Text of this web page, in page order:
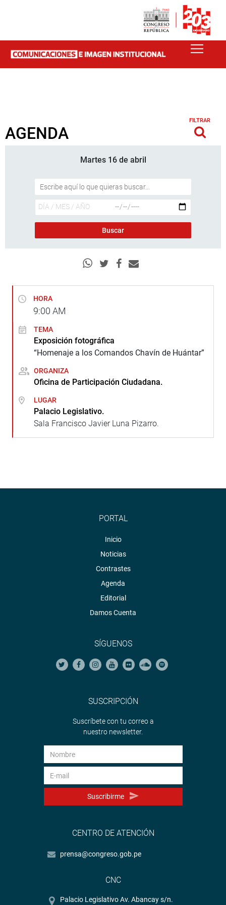
AGENDA
FILTRAR
Martes 16 de abril
HORA
9:00 AM
TEMA
Exposición fotográfica
“Homenaje a los Comandos Chavín de Huántar”
ORGANIZA
Oficina de Participación Ciudadana.
LUGAR
Palacio Legislativo.
Sala Francisco Javier Luna Pizarro.
PORTAL
Inicio
Noticias
Contrastes
Agenda
Editorial
Damos Cuenta
SÍGUENOS
SUSCRIPCIÓN
Suscríbete con tu correo a
nuestro newsletter.
Suscribirme
CENTRO DE ATENCIÓN
prensa@congreso.gob.pe
CNC
Palacio Legislativo Av. Abancay s/n.